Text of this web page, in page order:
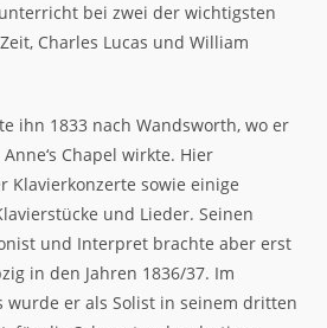
bei zwei der wichtigsten
Charles Lucas und William
ihn 1833 nach Wandsworth, wo er
Chapel wirkte. Hier
Klavierkonzerte sowie einige
und Lieder. Seinen
und Interpret brachte aber erst
in den Jahren 1836/37. Im
wurde er als Solist in seinem dritten